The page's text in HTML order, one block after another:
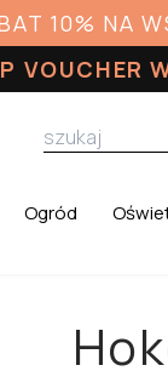
10% NA
VOUCHER
Ogród